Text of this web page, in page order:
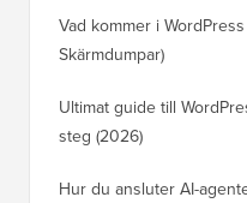
Vad kommer i
Skärmdumpar)
Ultimat guide till
steg (2026)
Hur du ansluter AI-